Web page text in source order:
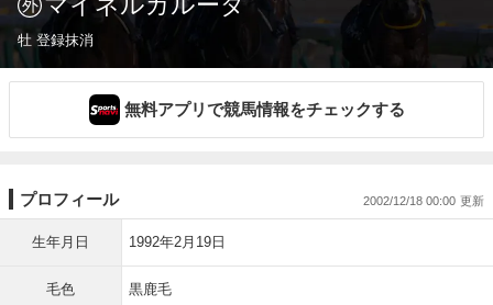
牡 登録抹消
無料アプリで競馬情報をチェックする
プロフィール 2002/12/18 00:00
生年月日 1992年2月19日
毛色 黒鹿毛